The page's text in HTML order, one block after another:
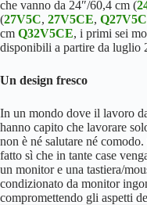
che vanno da 24″/60,4 cm (
(27V5C, 27V5CE, Q27V5C
cm Q32V5CE, i primi sei
disponibili a partire da luglio
Un design fresco
In un mondo dove il lavoro
hanno capito che lavorare
non è né salutare né
fatto sì che in tante case
un monitor e una tastiera/
condizionato da monitor
compromettendo gli aspetti